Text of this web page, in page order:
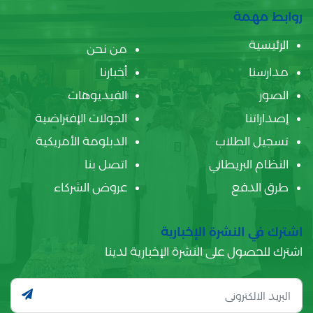
روابط مهمة
الرئيسية
من نحن
مدارسنا
أخبارنا
الصور
الفيديوهات
إصداراتنا
الجولات الإفتراضية
تسجيل الطلاب
الدبلومة الأمريكية
النظام البريطاني
اتصل بنا
طرق الدفع
عروض الشركاء
اشترك في النشرة الإخبارية
اشترك للحصول على النشرة الإخبارية لدينا